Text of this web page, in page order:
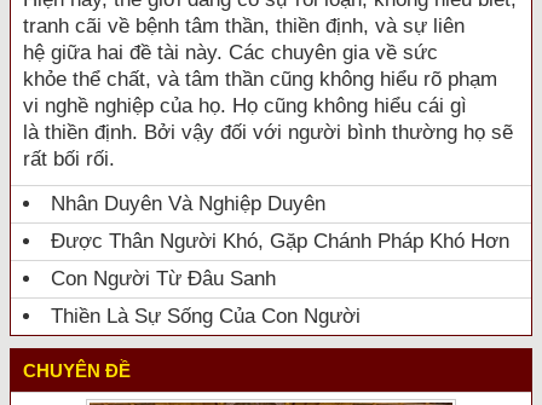
tranh cãi về bệnh tâm thần, thiền định, và sự liên
hệ giữa hai đề tài này. Các chuyên gia về sức
khỏe thể chất, và tâm thần cũng không hiểu rõ phạm
vi nghề nghiệp của họ. Họ cũng không hiểu cái gì
là thiền định. Bởi vậy đối với người bình thường họ sẽ
rất bối rối.
Nhân Duyên Và Nghiệp Duyên
Được Thân Người Khó, Gặp Chánh Pháp Khó Hơn
Con Người Từ Đâu Sanh
Thiền Là Sự Sống Của Con Người
CHUYÊN ĐỀ